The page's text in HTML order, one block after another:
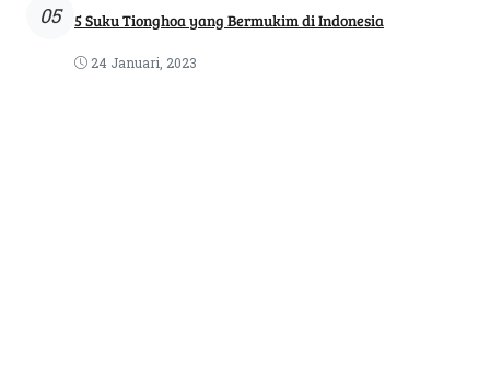
05 5 Suku Tionghoa yang Bermukim di Indonesia
24 Januari, 2023